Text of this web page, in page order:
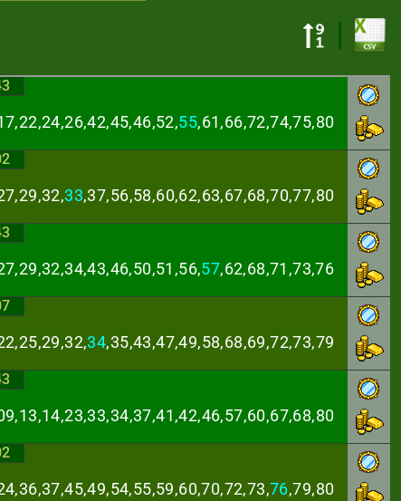
45,46,52,55,61,66,72,74,75,80
33,37,56,58,60,62,63,67,68,70,77,80
46,50,51,56,57,62,68,71,73,76
34,35,43,47,49,58,68,69,72,73,79
34,37,41,42,46,57,60,67,68,80
54,55,59,60,70,72,73,76,79,80